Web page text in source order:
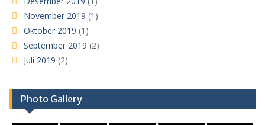
November 2019 (1)
Oktober 2019 (1)
September 2019 (2)
Juli 2019 (2)
Photo Gallery